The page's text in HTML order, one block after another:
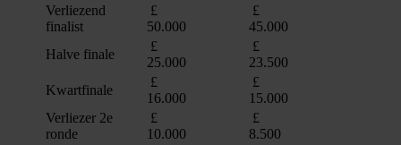
Verliezend
finalist
£
50.000
£
45.000
Halve finale
£
25.000
£
23.500
Kwartfinale
£
16.000
£
15.000
Verliezer 2e
ronde
£
10.000
£
8.500